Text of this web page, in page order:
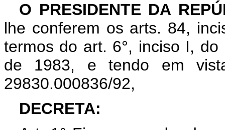
O PRESIDENTE DA
lhe conferem os arts. 84,
termos do art. 6°, inciso I,
de 1983, e tendo em
29830.000836/92,
DECRETA: